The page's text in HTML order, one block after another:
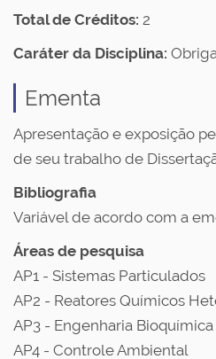
Total de Créditos: 2
Caráter da Disciplina:
Ementa
Apresentação e exposição
de seu trabalho de
Bibliografia
Variável de acordo com a
Áreas de pesquisa
AP1 - Sistemas Particulados
AP2 - Reatores Químicos
AP3 - Engenharia Bioquímica
AP4 - Controle Ambiental